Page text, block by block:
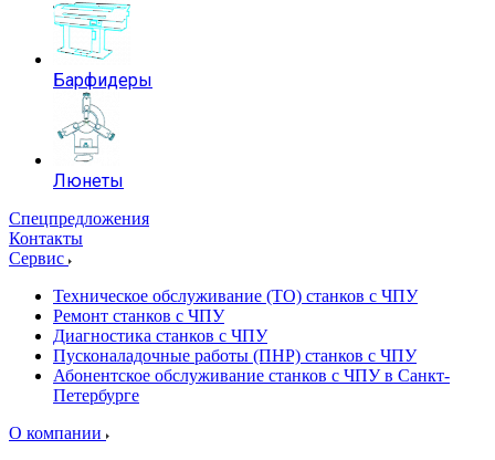
Барфидеры
Люнеты
Спецпредложения
Контакты
Сервис
Техническое обслуживание (ТО) станков с ЧПУ
Ремонт станков с ЧПУ
Диагностика станков с ЧПУ
Пусконаладочные работы (ПНР) станков с ЧПУ
Абонентское обслуживание станков с ЧПУ в Санкт-
Петербурге
О компании